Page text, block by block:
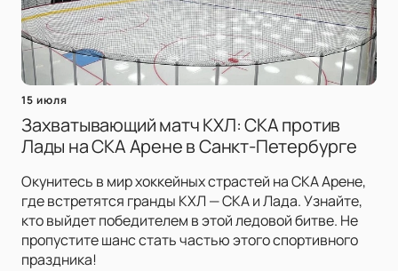
15 июля
Захватывающий матч КХЛ: СКА против
Лады на СКА Арене в Санкт-Петербурге
Окунитесь в мир хоккейных страстей на СКА Арене,
где встретятся гранды КХЛ — СКА и Лада. Узнайте,
кто выйдет победителем в этой ледовой битве. Не
пропустите шанс стать частью этого спортивного
праздника!